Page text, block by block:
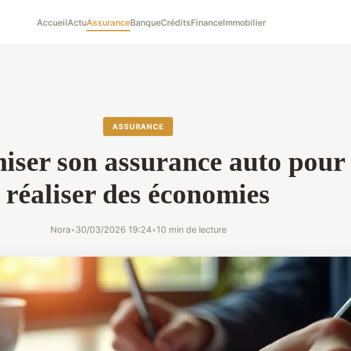
AccueilActuAssuranceBanqueCréditsFinanceImmobilier
ASSURANCE
son assurance auto pour
réaliser des économies
Nora•30/03/2026 19:24•10 min de lecture